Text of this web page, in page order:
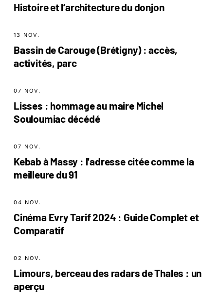
Histoire et l’architecture du donjon
13 NOV.
Bassin de Carouge (Brétigny) : accès,
activités, parc
07 NOV.
Lisses : hommage au maire Michel
Souloumiac décédé
07 NOV.
Kebab à Massy : l'adresse citée comme la
meilleure du 91
04 NOV.
Cinéma Evry Tarif 2024 : Guide Complet et
Comparatif
02 NOV.
Limours, berceau des radars de Thales : un
aperçu